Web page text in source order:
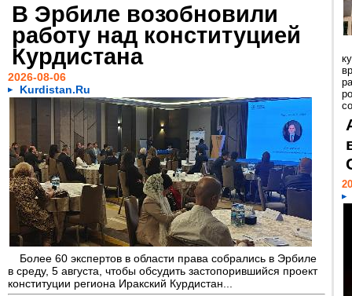
В Эрбиле возобновили
работу над конституцией
Курдистана
2026-08-06
Kurdistan.Ru
Более 60 экспертов в области права собрались в Эрбиле
в среду, 5 августа, чтобы обсудить застопорившийся проект
конституции региона Иракский Курдистан...